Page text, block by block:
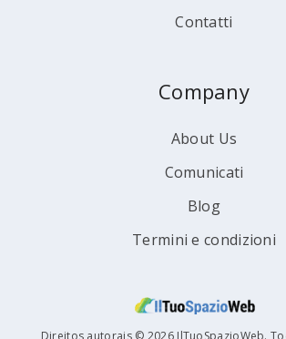
Contatti
Company
About Us
Comunicati
Blog
Termini e condizioni
Direitos autorais © 2026 IlTuoSpazioWeb.